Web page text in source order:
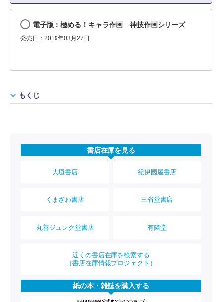
電子版：極める！キャラ作画 神技作画シリーズ
発売日：2019年03月27日
もくじ
書店在庫を見る
大垣書店 紀伊國屋書店
くまざわ書店 三省堂書店
丸善ジュンク堂書店 有隣堂
近くの書店在庫を検索する
（書店在庫情報プロジェクト）
紙の本・雑誌を購入する